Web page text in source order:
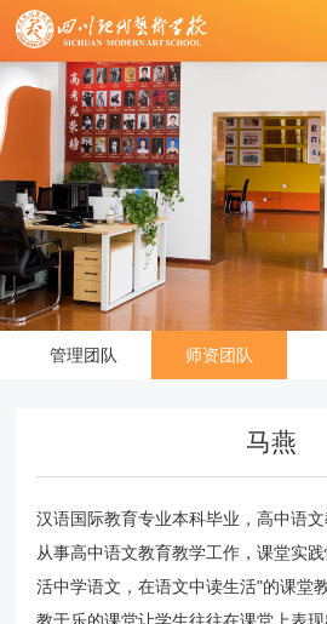
管理团队 师资团队
马燕
汉语国际教育专业本科毕业，高中语
从事高中语文教育教学工作，课堂实
活中学语文，在语文中读生活"的课堂
教于乐的课堂让学生往往在课堂上表